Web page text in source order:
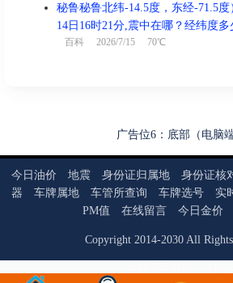
秘鲁秘鲁北纬-14.5度，东经-71.5度
14日16时21分,震中在哪？经纬度
百科 2026/7/15 70℃
广告位6：底部（电脑端
今日油价 地震 身份证归属地 身份证核
器
车牌属地 车管所查询 车牌选号 实
PM值
在线留言 今日金价
Copyright 2014-2030 All Rights